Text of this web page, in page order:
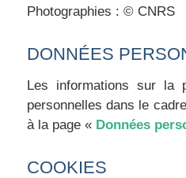
Photographies : © CNRS
DONNÉES
Les informations sur la
personnelles dans le
à la page « Données
COOKIES